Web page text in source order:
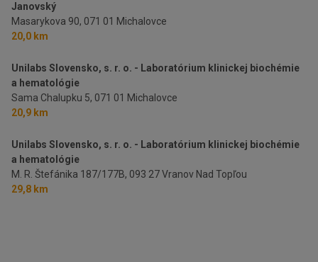
Janovský
Masarykova 90, 071 01 Michalovce
20,0 km
Unilabs Slovensko, s. r. o. - Laboratórium klinickej biochémie
a hematológie
Sama Chalupku 5, 071 01 Michalovce
20,9 km
Unilabs Slovensko, s. r. o. - Laboratórium klinickej biochémie
a hematológie
M. R. Štefánika 187/177B, 093 27 Vranov Nad Topľou
29,8 km